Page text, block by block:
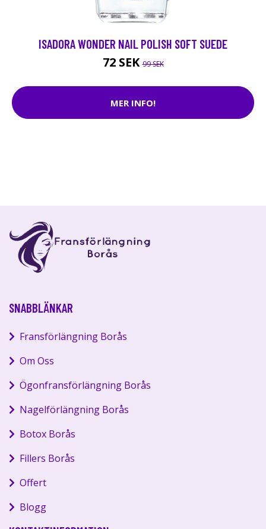
ISADORA WONDER NAIL POLISH SOFT SUEDE
72 SEK99 SEK
MER INFO!
SNABBLÄNKAR
Fransförlängning Borås
Om Oss
Ögonfransförlängning Borås
Nagelförlängning Borås
Botox Borås
Fillers Borås
Offert
Blogg